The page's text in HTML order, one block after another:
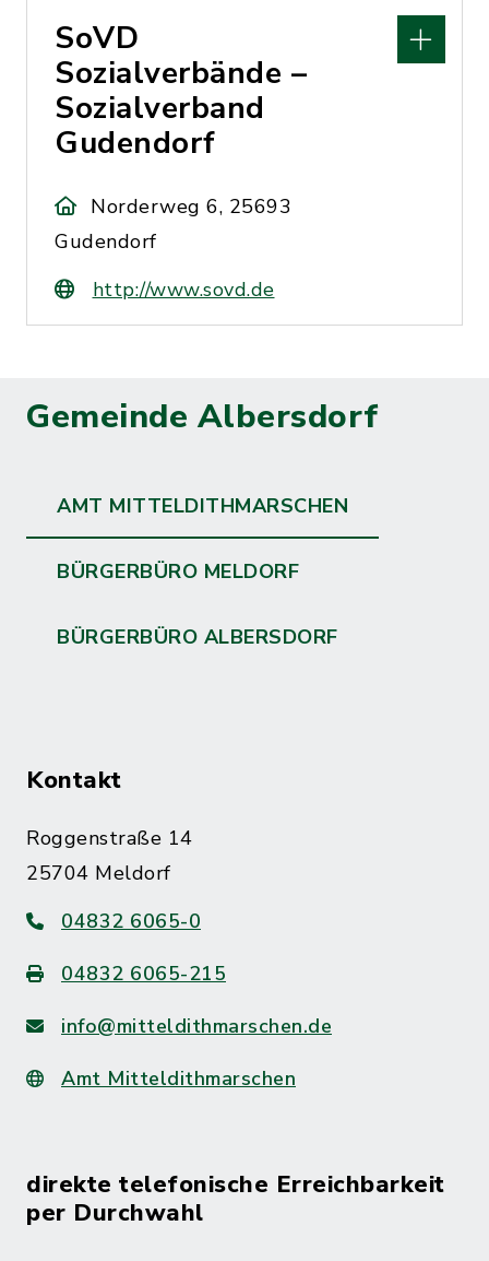
SoVD
Sozialverbände –
Sozialverband
Gudendorf
Norderweg 6, 25693
Gudendorf
http://www.sovd.de
Gemeinde Albersdorf
AMT MITTELDITHMARSCHEN
BÜRGERBÜRO MELDORF
BÜRGERBÜRO ALBERSDORF
Kontakt
Roggenstraße 14
25704 Meldorf
04832 6065-0
04832 6065-215
info@mitteldithmarschen.de
Amt Mitteldithmarschen
direkte telefonische Erreichbarkeit
per Durchwahl